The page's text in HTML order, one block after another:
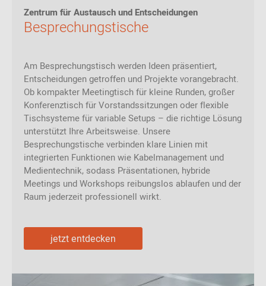
Zentrum für Austausch und Entscheidungen
Besprechungstische
Am Besprechungstisch werden Ideen präsentiert,
Entscheidungen getroffen und Projekte vorangebracht.
Ob kompakter Meetingtisch für kleine Runden, großer
Konferenztisch für Vorstandssitzungen oder flexible
Tischsysteme für variable Setups – die richtige Lösung
unterstützt Ihre Arbeitsweise. Unsere
Besprechungstische verbinden klare Linien mit
integrierten Funktionen wie Kabelmanagement und
Medientechnik, sodass Präsentationen, hybride
Meetings und Workshops reibungslos ablaufen und der
Raum jederzeit professionell wirkt.
jetzt entdecken